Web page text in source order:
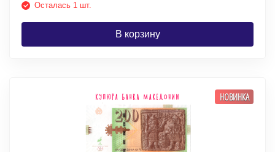
Осталась 1 шт.
В корзину
НОВИНКА